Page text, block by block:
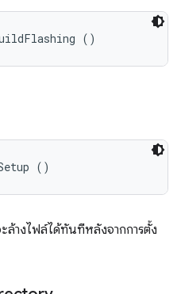
()
()
ะล้างไฟล์ได้ทันทีหลังจากการตั้ง